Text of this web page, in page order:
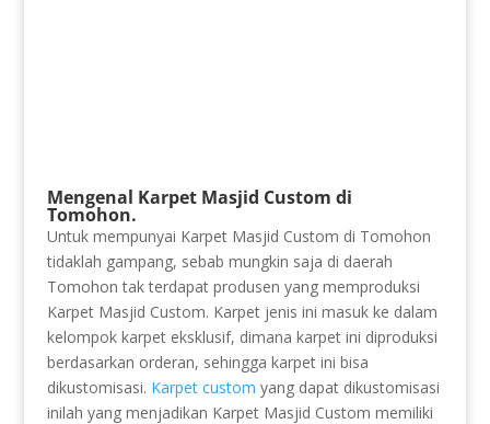
Mengenal Karpet Masjid Custom di
Tomohon.
Untuk mempunyai Karpet Masjid Custom di Tomohon
tidaklah gampang, sebab mungkin saja di daerah
Tomohon tak terdapat produsen yang memproduksi
Karpet Masjid Custom. Karpet jenis ini masuk ke dalam
kelompok karpet eksklusif, dimana karpet ini diproduksi
berdasarkan orderan, sehingga karpet ini bisa
dikustomisasi. Karpet custom yang dapat dikustomisasi
inilah yang menjadikan Karpet Masjid Custom memiliki